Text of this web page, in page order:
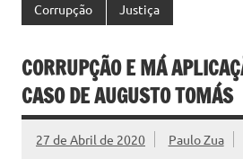
Corrupção Justiça
CORRUPÇÃO E MÁ
CASO DE AUGUSTO TOMÁS
27 de Abril de 2020 Paulo Zua